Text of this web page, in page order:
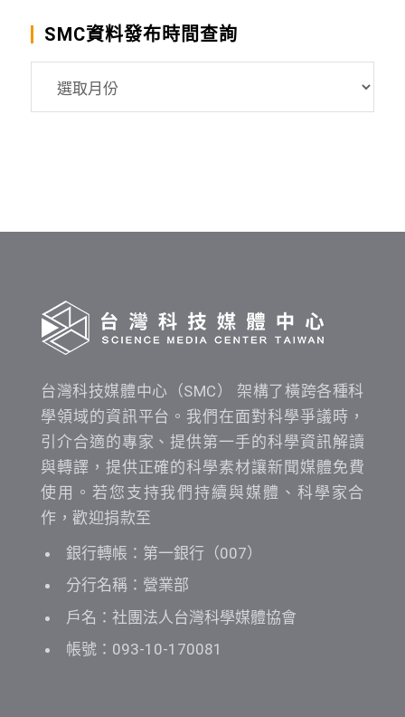
SMC資料發布時間查詢
台灣科技媒體中心（SMC） 架構了橫跨各種科
學領域的資訊平台。我們在面對科學爭議時，
引介合適的專家、提供第一手的科學資訊解讀
與轉譯，提供正確的科學素材讓新聞媒體免費
使用。若您支持我們持續與媒體、科學家合
作，歡迎捐款至
銀行轉帳：第一銀行（007）
分行名稱：營業部
戶名：社團法人台灣科學媒體協會
帳號：093-10-170081